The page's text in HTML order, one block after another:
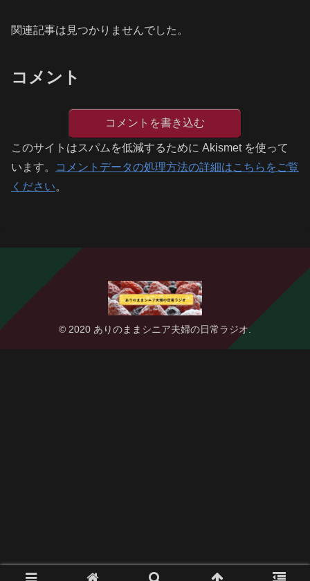
関連記事は見つかりませんでした。
コメント
コメントを書き込む
このサイトはスパムを低減するために Akismet を使って
います。
コメントデータの処理方法の詳細はこちらをご覧
ください。
© 2020 ありのままシニア夫婦の日常ラジオ.